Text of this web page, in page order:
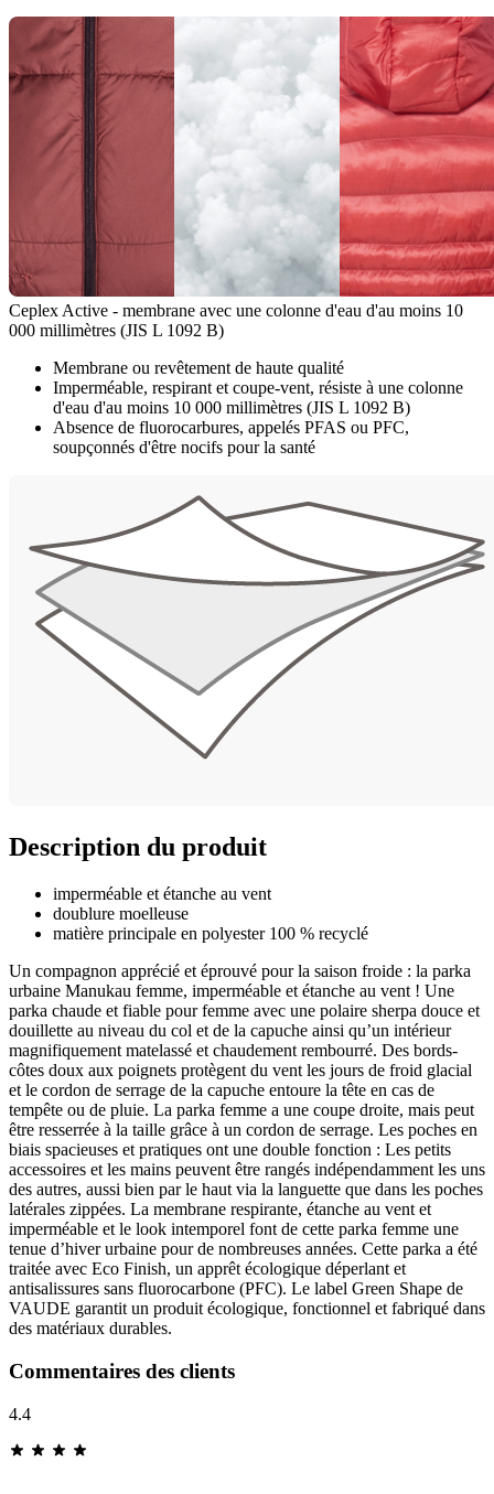
Ceplex Active - membrane avec une colonne d'eau d'au moins 10
000 millimètres (JIS L 1092 B)
Membrane ou revêtement de haute qualité
Imperméable, respirant et coupe-vent, résiste à une colonne
d'eau d'au moins 10 000 millimètres (JIS L 1092 B)
Absence de fluorocarbures, appelés PFAS ou PFC,
soupçonnés d'être nocifs pour la santé
Description du produit
imperméable et étanche au vent
doublure moelleuse
matière principale en polyester 100 % recyclé
Un compagnon apprécié et éprouvé pour la saison froide : la parka
urbaine Manukau femme, imperméable et étanche au vent ! Une
parka chaude et fiable pour femme avec une polaire sherpa douce et
douillette au niveau du col et de la capuche ainsi qu’un intérieur
magnifiquement matelassé et chaudement rembourré. Des bords-
côtes doux aux poignets protègent du vent les jours de froid glacial
et le cordon de serrage de la capuche entoure la tête en cas de
tempête ou de pluie. La parka femme a une coupe droite, mais peut
être resserrée à la taille grâce à un cordon de serrage. Les poches en
biais spacieuses et pratiques ont une double fonction : Les petits
accessoires et les mains peuvent être rangés indépendamment les uns
des autres, aussi bien par le haut via la languette que dans les poches
latérales zippées. La membrane respirante, étanche au vent et
imperméable et le look intemporel font de cette parka femme une
tenue d’hiver urbaine pour de nombreuses années. Cette parka a été
traitée avec Eco Finish, un apprêt écologique déperlant et
antisalissures sans fluorocarbone (PFC). Le label Green Shape de
VAUDE garantit un produit écologique, fonctionnel et fabriqué dans
des matériaux durables.
Commentaires des clients
4.4